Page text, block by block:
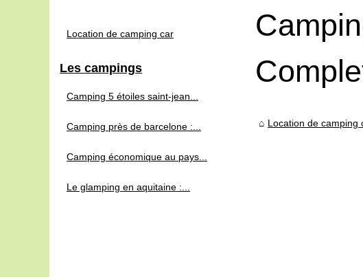
Location de camping
Location de camping car
Les campings
Camping 5 étoiles saint-jean...
Camping près de barcelone :...
Camping économique au pays...
Le glamping en aquitaine :...